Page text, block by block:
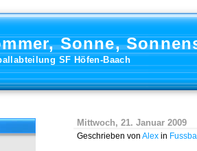
Sonne,
SF Höfen-Baach
Mittwoch, 21. Januar 2009
Geschrieben von Alex in